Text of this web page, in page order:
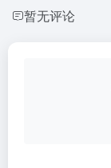
暂无评论